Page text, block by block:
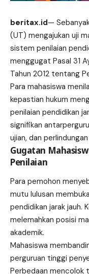
beritax.id—
(UT) mengajukan uji
sistem penilaian
menggugat Pasal 31
Tahun 2012 tentang
Para mahasiswa
kepastian hukum
penilaian pendidikan
signifikan
ujian, dan
Gugatan
Penilaian
Para pemohon
mutu lulusan
pendidikan jarak jauh.
melemahkan posisi
akademik.
Mahasiswa
perguruan tinggi
Perbedaan mencolok